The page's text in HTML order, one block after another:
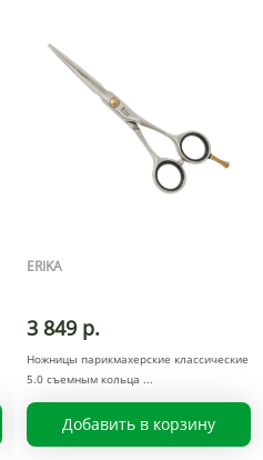
ERIKA
3 849 р.
Ножницы парикмахерские классические
5.0 съемным кольца
Добавить в корзину